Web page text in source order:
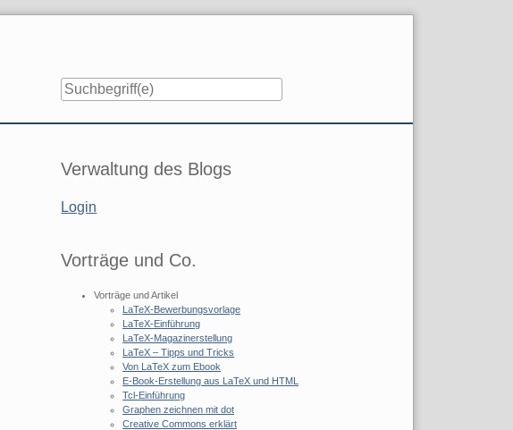
Seitenleiste
Verwaltung des Blogs
Login
Vorträge und Co.
Vorträge und Artikel
LaTeX-Bewerbungsvorlage
LaTeX-Einführung
LaTeX-Magazinerstellung
LaTeX – Tipps und Tricks
Von LaTeX zum Ebook
E-Book-Erstellung aus LaTeX und HTML
Tcl-Einführung
Graphen zeichnen mit dot
Creative Commons erklärt